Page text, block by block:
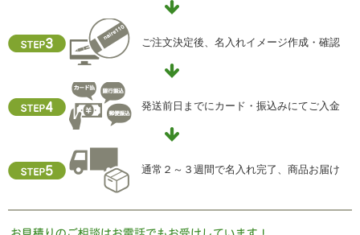
i) 個人情報保護方針
当社ホームページの個人情報保護方針をご覧下さい
住所 ：大阪市中央区瓦屋町2-13-5
TEL ： 06-6763-5415
FAX ： 06-6763-0829
ご注文決定後、名入れイメージ作成・確認
発送前日までにカード・振込みにてご入金
通常２～３週間で名入れ完了、商品お届け